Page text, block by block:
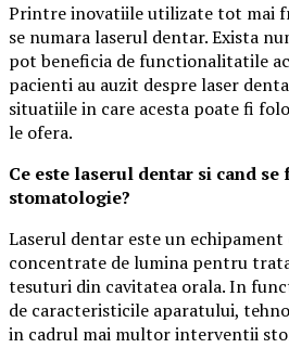
Printre inovatiile utilizate tot mai
se numara laserul dentar. Exista
pot beneficia de functionalitatile
pacienti au auzit despre laser
situatiile in care acesta poate fi
le ofera.
Ce este laserul dentar si cand
stomatologie?
Laserul dentar este un
concentrate de lumina pentru
tesuturi din cavitatea orala. In
de caracteristicile aparatului,
in cadrul mai multor interventii